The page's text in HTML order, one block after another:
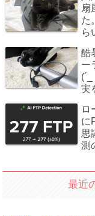
扇
た
ら
酷
ー
実
た
ロ
に
思
測
最近